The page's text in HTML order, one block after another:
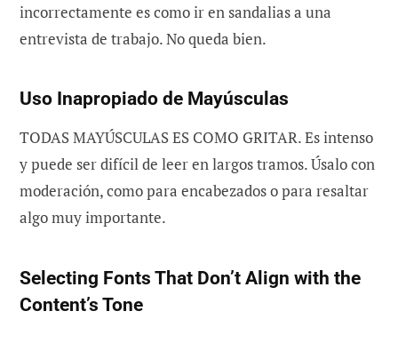
incorrectamente es como ir en sandalias a una
entrevista de trabajo. No queda bien.
Uso Inapropiado de Mayúsculas
TODAS MAYÚSCULAS ES COMO GRITAR. Es intenso
y puede ser difícil de leer en largos tramos. Úsalo con
moderación, como para encabezados o para resaltar
algo muy importante.
Selecting Fonts That Don’t Align with the
Content’s Tone